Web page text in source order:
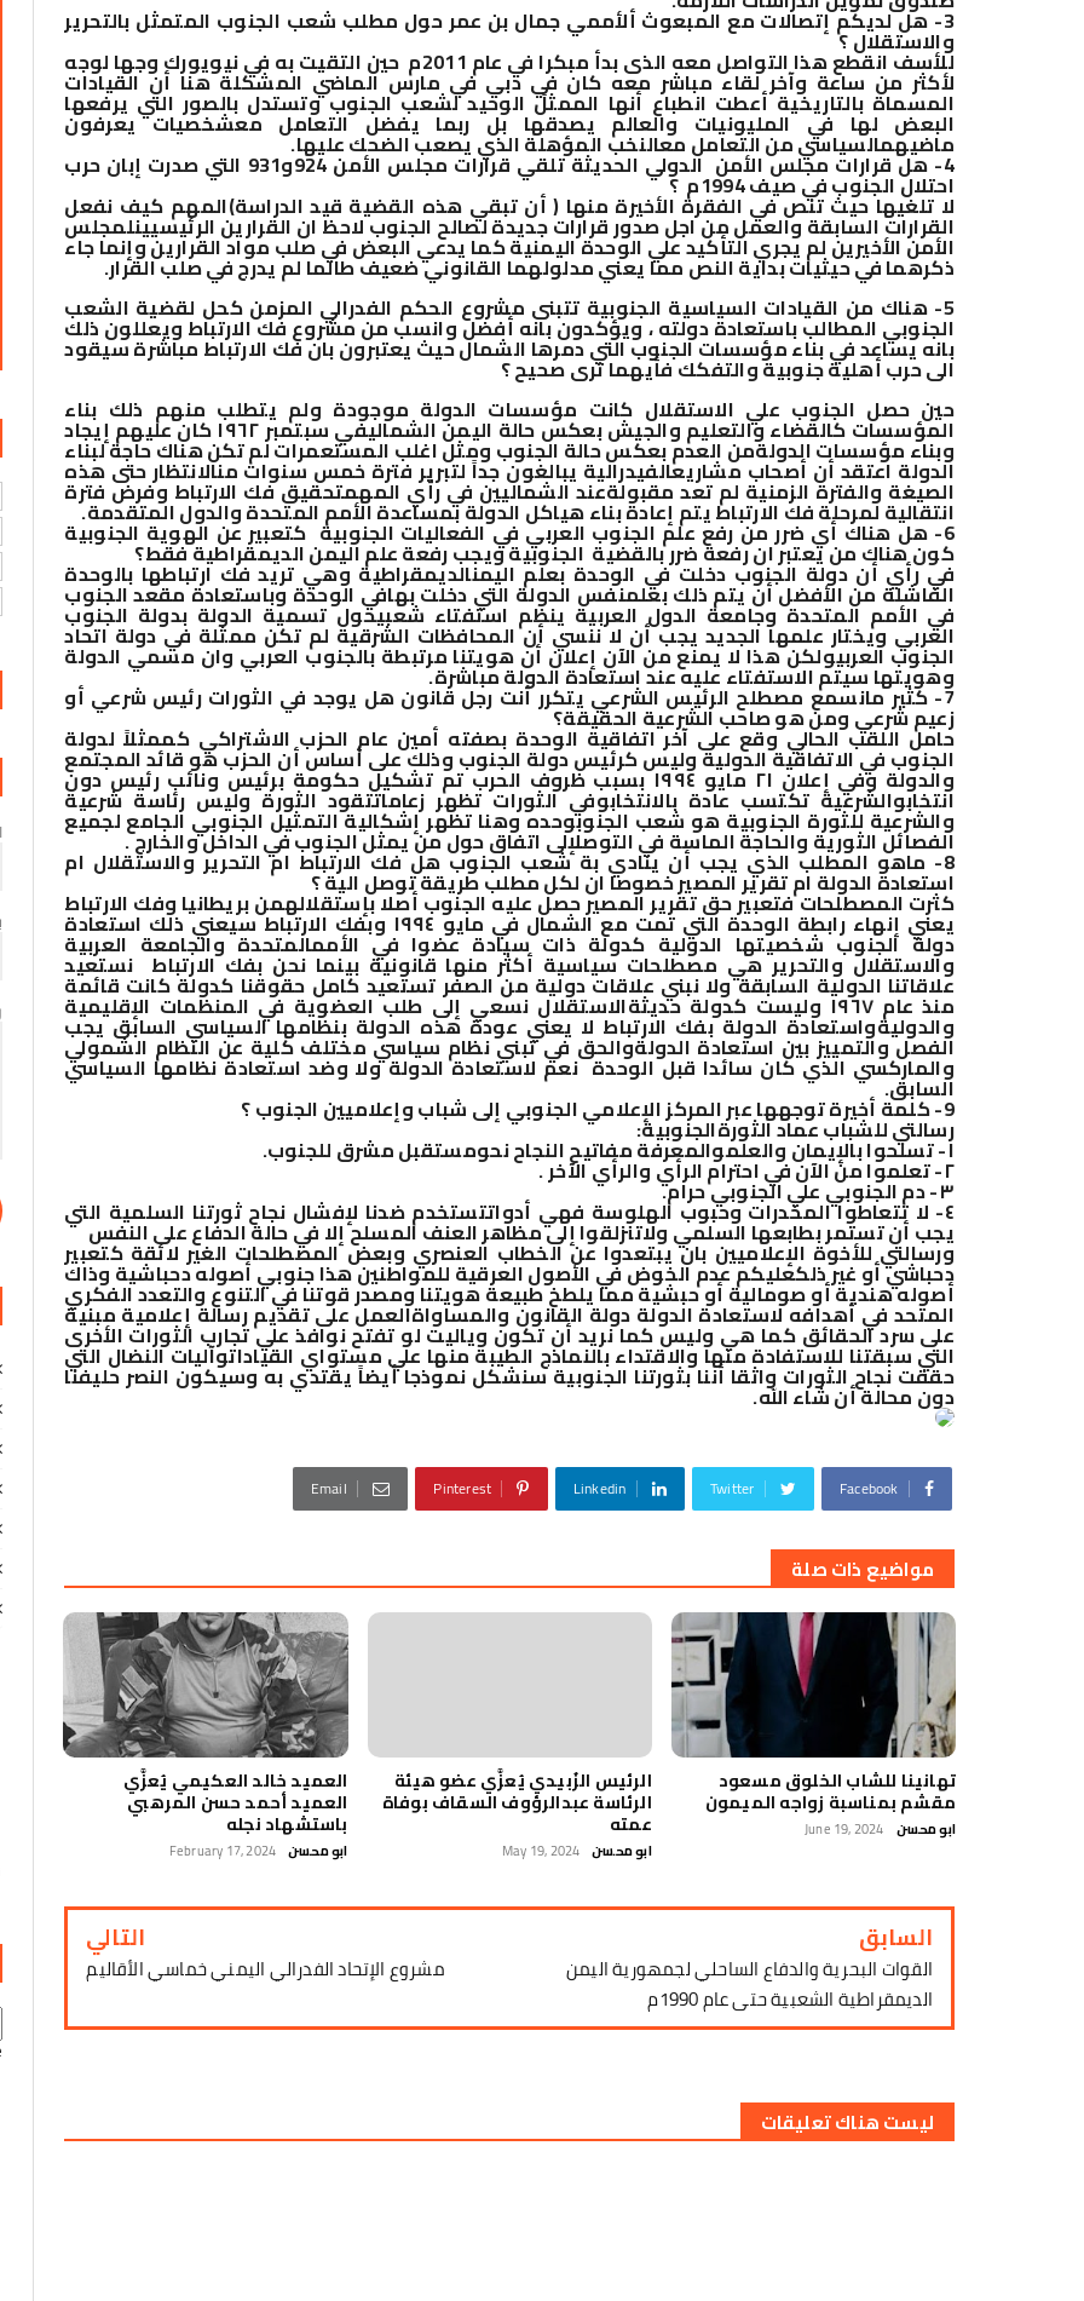
3- هل لديكم إتصالات مع المبعوث ألأممي جمال بن عمر حول مطلب شعب الجنوب المتمثل بالتحرير
والاستقلال ؟
للأسف انقطع هذا التواصل معه الذى بدأ مبكرا في عام حين التقيت به في نيويورك وجها لوجه
لأكثر من ساعة وآخر لقاء مباشر معه كان في دبي في مارس الماضي المشكلة هنا أن القيادات
المسماة بالتاريخية أعطت انطباع أنها الممثلً الوحيد لشعب الجنوب وتستدل بالصور التي يرفعها
البعض لها في المليونيات والعالم يصدقها بل ربما يفضل التعامل معشخصيات يعرفون
ماضيهمالسياسي من التعامل معالنخب المؤهلة الذي يصعب الضحك عليها.
4- هل قرارات مجلس الأمن الدولي الحديثة تلقي قرارات مجلس الأمن 924و931 التي صدرت إبان حرب
احتلال الجنوب في صيف 1994م ؟
لا تلغيها حيث تنص في الفقرة الأخيرة منها ( أن تبقي هذه القضية قيد الدراسة)المهم كيف نفعل
القرارات السابقة والعمل من اجل صدور قرارات جديدة لصالح الجنوب لاحظ ان القرارين الرئيسيينلمجلس
الأمن الأخيرين لم يجري التأكيد علي الوحدة اليمنية كما يدعي البعض في صلب مواد القرارين وإنما جاء
ذكرهما في حيثيات بداية النص مما يعني مدلولهما القانوني ضعيف طالما لم يدرج في صلب القرار.
5- هناك من القيادات السياسية الجنوبية تتبنى مشروع الحكم الفدرالي المزمن كحل لقضية الشعب
الجنوبي المطالب باستعادة دولته ، ويؤكدون بانه أفضل وانسب من مشروع فك الارتباط ويعللون ذلك
بانه يساعد في بناء مؤسسات الجنوب التي دمرها الشمال حيث يعتبرون بان فك الارتباط مباشرة سيقود
الى حرب أهلية جنوبية والتفكك فأيهما ترى صحيح ؟
حين حصل الجنوب علي الاستقلال كانت مؤسسات الدولة موجودة ولم يتطلب منهم ذلك بناء
المؤسسات كالقضاء والتعليم والجيش بعكس حالة اليمن الشمالي في سبتمبر ١٩٦٢ كان عليهم إيجاد
وبناء مؤسسات الدولةمن العدم بعكس حالة الجنوب ومثل اغلب المستعمرات لم تكن هناك حاجة لبناء
الدولة اعتقد أن أصحاب مشاريعالفيدرالية يبالغون جداً لتبرير فترة خمس سنوات منالانتظار حتى هذه
الصيغة والفترة الزمنية لم تعد مقبولةعند الشماليين في رأي المهمتحقيق فك الارتباط وفرض فترة
انتقالية لمرحلة فك الارتباط يتم إعادة بناء هياكل الدولة بمساعدة الأمم المتحدة والدول المتقدمة.
6- هل هناك أي ضرر من رفع علم الجنوب العربي في الفعاليات الجنوبية كتعبير عن الهوية الجنوبية
كون هناك من يعتبر ان رفعة ضرر بالقضية الجنوبية ويجب رفعة علم اليمن الديمقراطية فقط؟
في رأي أن دولة الجنوب دخلت في الوحدة بعلم اليمنالديمقراطية وهي تريد فك ارتباطها بالوحدة
الفاشلة من الأفضل أن يتم ذلك بعلمنفس الدولة التي دخلت بهافي الوحدة وباستعادة مقعد الجنوب
في الأمم المتحدة وجامعة الدول العربية ينظم استفتاء شعبيحول تسمية الدولة بدولة الجنوب
العربي ويختار علمها الجديد يجب أن لا ننسي أن المحافظات الشرقية لم تكن ممثلة في دولة اتحاد
الجنوب العربيولكن هذا لا يمنع من الآن إعلان أن هويتنا مرتبطة بالجنوب العربي وان مسمي الدولة
وهويتها سيتم الاستفتاء عليه عند استعادة الدولة مباشرة.
7- كثير مانسمع مصطلح الرئيس الشرعي يتكرر أنت رجل قانون هل يوجد في الثورات رئيس شرعي أو
زعيم شرعي ومن هو صاحب الشرعية الحقيقة؟
حامل اللقب الحالي وقع على آخر اتفاقية الوحدة بصفته أمين عام الحزب الاشتراكي كممثلاً لدولة
الجنوب في الاتفاقية الدولية وليس كرئيس دولة الجنوب وذلك على أساس أن الحزب هو قائد المجتمع
والدولة وفي إعلان ٢١ مايو ١٩٩٤ بسبب ظروف الحرب تم تشكيل حكومة برئيس ونائب رئيس دون
انتخابوالشرعية تكتسب عادة بالانتخابوفي الثورات تظهر زعاماتتقود الثورة وليس رئاسة شرعية
والشرعية للثورة الجنوبية هو شعب الجنوبوحده وهنا تظهر إشكالية التمثيل الجنوبي الجامع لجميع
الفصائل الثورية والحاجة الماسة في التوصلإلى اتفاق حول من يمثل الجنوب في الداخل والخارج.
8- ماهو المطلب الذي يجب أن ينادي بة شعب الجنوب هل فك الارتباط ام التحرير والاستقلال ام
استعادة الدولة ام تقرير المصير خصوصا ان لكل مطلب طريقة توصل الية ؟
كثرت المصطلحات فتعبير حق تقرير المصير حصل عليه الجنوب أصلا بإستقلالهمن بريطانيا وفك الارتباط
يعني إنهاء رابطة الوحدة التي تمت مع الشمال في مايو ١٩٩٤ وبفك الارتباط سيعني ذلك استعادة
دولة الجنوب شخصيتها الدولية كدولة ذات سيادة عضوا في الأممالمتحدة والجامعة العربية
والاستقلال والتحرير هي مصطلحات سياسية أكثر منها قانونية بينما نحن بفك الارتباط نستعيد
علاقاتنا الدولية السابقة ولا نبني علاقات دولية من الصفر تستعيد كامل حقوقنا كدولة كانت قائمة
منذ عام ١٩٦٧ وليست كدولة حديثة الاستقلال نسعي إلى طلب العضوية في المنظمات الإقليمية
والدوليةواستعادة الدولة بفك الارتباط لا يعني عودة هذه الدولة بنظامها السياسي السابق يجب
الفصل والتمييز بين استعادة الدولةوالحق في تبني نظام سياسي مختلف كلية عن النظام الشمولي
والماركسي الذي كان سائدا قبل الوحدة نعم لاستعادة الدولة ولا وضد استعادة نظامها السياسي
السابق.
9- كلمة أخيرة توجهها عبر المركز الإعلامي الجنوبي إلى شباب وإعلاميين الجنوب ؟
رسالتي للشباب عماد الثورةالجنوبية:
١- تسلحوا بالإيمان والعلم والمعرفة مفاتيح النجاح نحومستقبل مشرق للجنوب.
٢- تعلموا من الآن في احترام الرأي والرأي الآخر .
٣- دم الجنوبي علي الجنوبي حرام .
٤- لا تتعاطوا المخدرات وحبوب الهلوسة فهي أدوات تستخدم ضدنا لإفشال نجاح ثورتنا السلمية التي
يجب أن تستمر بطابعها السلمي ولاتنزلقوا إلى مظاهر العنف المسلح إلا في حالة الدفاع على النفس
ورسالتي للأخوة الإعلاميين بان يبتعدوا عن الخطاب العنصري وبعض المصطلحات الغير لائقة كتعبير
دحباشي أو غير ذلكعليكم عدم الخوض في الأصول العرقية للمواطنين هذا جنوبي أصوله دحباشية وذاك
أصوله هندية أو صومالية أو حبشية مما يلطخ طبيعة هويتنا ومصدر قوتنا في التنوع والتعدد الفكري
المتحد في أهدافه لاستعادة الدولة دولة القانون والمساواةالعمل على تقديم رسالة إعلامية مبنية
على سرد الحقائق كما هي وليس كما نريد أن تكون وياليت لو تفتح نوافذ علي تجارب الثورات الأخرى
التي سبقتنا للاستفادة منها والاقتداء بالنماذج الطيبة منها علي مستواي القياداتوآليات النضال التي
حققت نجاح الثورات واثقا أننا بثورتنا الجنوبية سنشكل نموذجا أيضاً يقتدي به وسيكون النصر حليفنا
دون محالة أن شاء الله.
Facebook
Twitter
Linkedin
Pinterest
Email
مواضيع ذات صلة
تهانينا للشاب الخلوق مسعود
مقشم بمناسبة زواجه الميمون
ابو محسن June 19, 2024
الرئيس الزُبيدي يُعزَّي عضو هيئة
الرئاسة عبدالرؤوف السقاف بوفاة
عمته
ابو محسن May 19, 2024
العميد خالد العكيمي يُعزَّي
العميد أحمد حسن المرهبي
باستشهاد نجله
ابو محسن February 17, 2024
السابق
القوات البحرية والدفاع الساحلي لجمهورية اليمن
الديمقراطية الشعبية حتى عام 1990م
التالي
مشروع الإتحاد الفدرالي اليمني خماسي الأقاليم
ليست هناك تعليقات